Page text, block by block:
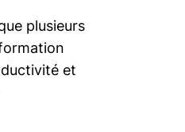
plusieurs
et